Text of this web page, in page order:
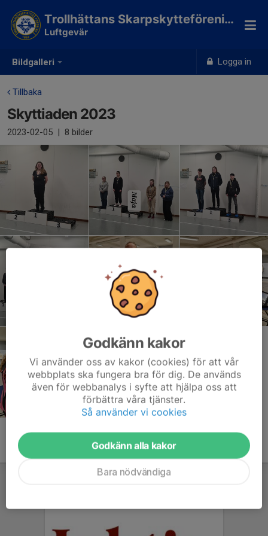
Bildgalleri Logga in
Trollhättans Skarpskytteförening
Luftgevär
Tillbaka
Skyttiaden 2023
2023-02-05 | 8 bilder
Godkänn kakor
Vi använder oss av kakor (cookies) för att vår
webbplats ska fungera bra för dig. De används
även för webbanalys i syfte att hjälpa oss att
förbättra våra tjänster.
Så använder vi cookies
Godkänn alla kakor
Bara nödvändiga